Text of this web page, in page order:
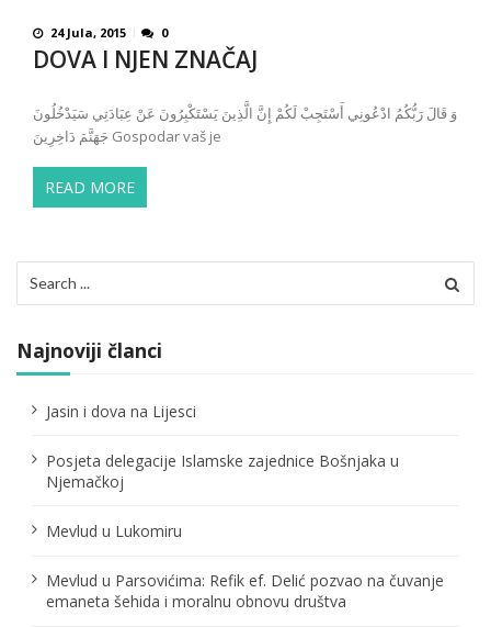
24 Jula, 2015 0
DOVA I NJEN ZNAČAJ
وَ قَالَ رَ‌بُّكُمُ ادْعُونِي أَسْتَجِبْ لَكُمْ إِنَّ الَّذِينَ يَسْتَكْبِرُ‌ونَ عَنْ عِبَادَتِي سَيَدْخُلُونَ
جَهَنَّمَ دَاخِرِ‌ينَ Gospodar vaš je
READ MORE
for:
Najnoviji članci
Jasin i dova na Lijesci
Posjeta delegacije Islamske zajednice Bošnjaka u
Njemačkoj
Mevlud u Lukomiru
Mevlud u Parsovićima: Refik ef. Delić pozvao na čuvanje
emaneta šehida i moralnu obnovu društva